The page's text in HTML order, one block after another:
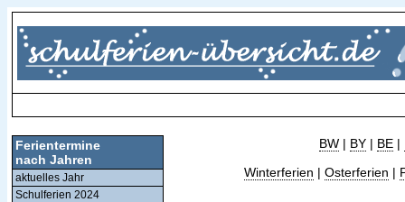
Ferientermine
nach Jahren
aktuelles Jahr
Schulferien 2024
BW | BY | BE |
Winterferien | Osterferien |